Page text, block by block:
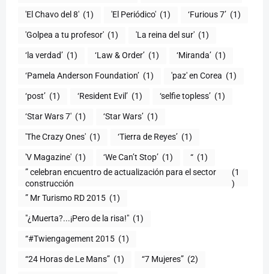
'El Chavo del 8' (1) 'El Periódico' (1) ‘Furious 7’ (1)
'Golpea a tu profesor' (1) 'La reina del sur' (1)
‘la verdad’ (1) ‘Law & Order’ (1) ‘Miranda’ (1)
‘Pamela Anderson Foundation’ (1) 'paz' en Corea (1)
‘post’ (1) ‘Resident Evil’ (1) ‘selfie topless’ (1)
‘Star Wars 7′ (1) ‘Star Wars’ (1)
'The Crazy Ones' (1) ‘Tierra de Reyes’ (1)
'V Magazine' (1) ‘We Can’t Stop’ (1) “ (1)
” celebran encuentro de actualización para el sector
construcción
(1
)
” Mr Turismo RD 2015 (1)
"¿Muerta?...¡Pero de la risa!" (1)
“#Twiengagement 2015 (1)
“24 Horas de Le Mans” (1) “7 Mujeres” (2)